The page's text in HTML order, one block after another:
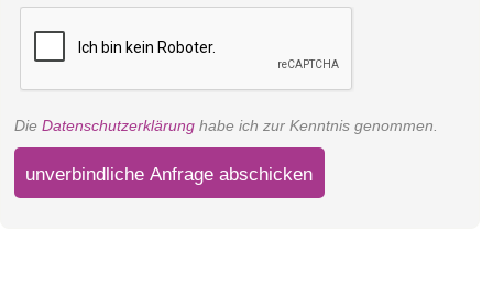
Die Datenschutzerklärung habe ich zur Kenntnis genommen.
unverbindliche Anfrage abschicken